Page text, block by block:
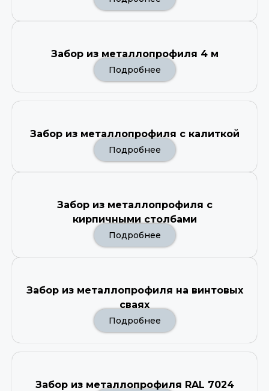
Забор из металлопрофиля 4 м
Подробнее
Забор из металлопрофиля с калиткой
Подробнее
Забор из металлопрофиля с
кирпичными столбами
Подробнее
Забор из металлопрофиля на винтовых
сваях
Подробнее
Забор из металлопрофиля RAL 7024